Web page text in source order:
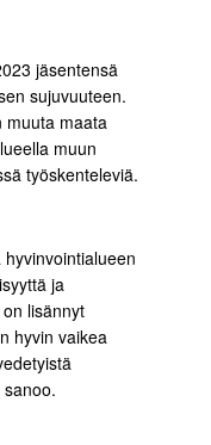
jäsentensä
sujuvuuteen.
muuta maata
muun
työskenteleviä.
ja
lisännyt
hyvin vaikea